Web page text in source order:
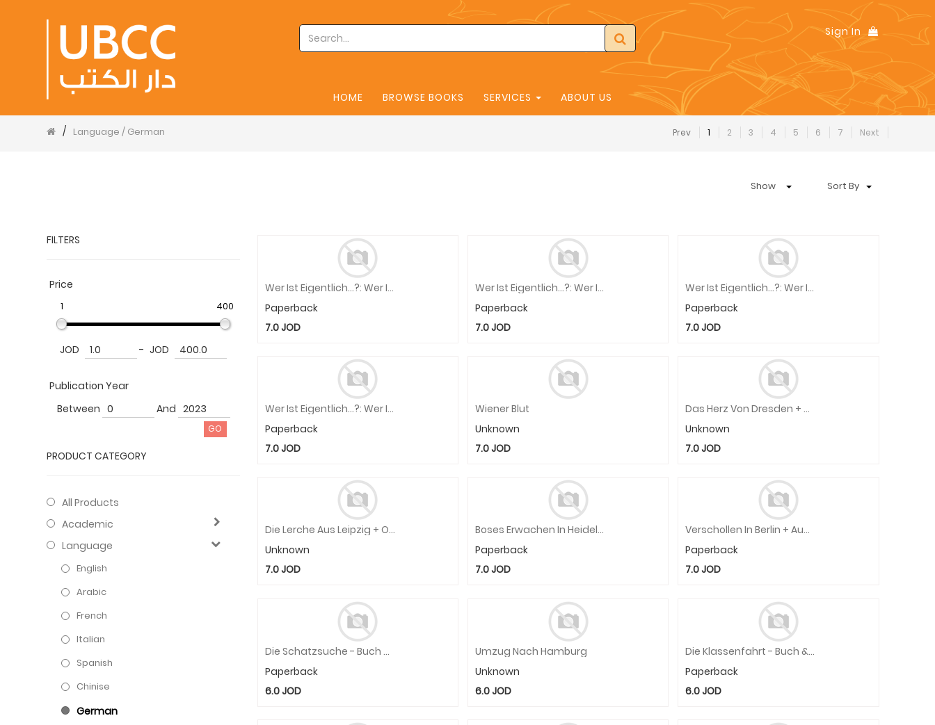
Sign In
HOME BROWSE BOOKS SERVICES ABOUT US
/ Language / German Prev 1 2 3 4 5 6 7 Next
Show Sort By
PRODUCT CATEGORY
All Products
Academic
Language
English
Arabic
French
Italian
Spanish
Chinise
German
FILTERS
Price
1 400
JOD - JOD
Publication Year
Between
And
Wer Ist Eigentlich...?: Wer Ist Eigentlich Carl Benz?
Paperback
7.0JOD
Wer Ist Eigentlich...?: Wer Ist Eigentlich Margarete Steiff?
Paperback
7.0JOD
Wer Ist Eigentlich...?: Wer Ist Eigentlich Angela Merkel
Paperback
7.0JOD
Wer Ist Eigentlich...?: Wer Ist Eigentlich Robert Koch?
Paperback
7.0JOD
Wiener Blut
Unknown
7.0JOD
Das Herz Von Dresden + Online
Unknown
7.0JOD
Die Lerche Aus Leipzig + Online
Unknown
7.0JOD
Boses Erwachen In Heidelberg + Audio-Online
Paperback
7.0JOD
Verschollen In Berlin + Audio-Online
Paperback
7.0JOD
Die Schatzsuche - Buch & Audio-Online
Paperback
6.0JOD
Umzug Nach Hamburg
Unknown
6.0JOD
Die Klassenfahrt - Buch & Audio-Online
Paperback
6.0JOD